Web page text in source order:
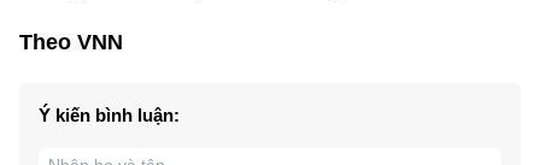
Theo VNN
Ý kiến bình luận: